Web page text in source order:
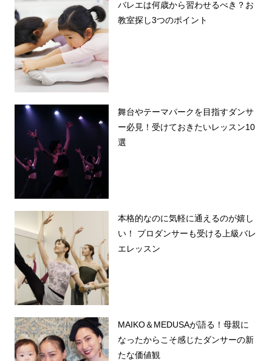
バレエは何歳から習わせるべき？お
教室探し3つのポイント
舞台やテーマパークを目指すダンサ
ー必見！受けておきたいレッスン10
選
本格的なのに気軽に通えるのが嬉し
い！ プロダンサーも受ける上級バレ
エレッスン
MAIKO＆MEDUSAが語る！母親に
なったからこそ感じたダンサーの新
たな価値観